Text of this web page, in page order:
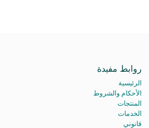
روابط مفيدة
الرئيسية
الأحكام والشروط
المنتجات
الخدمات
قانوني